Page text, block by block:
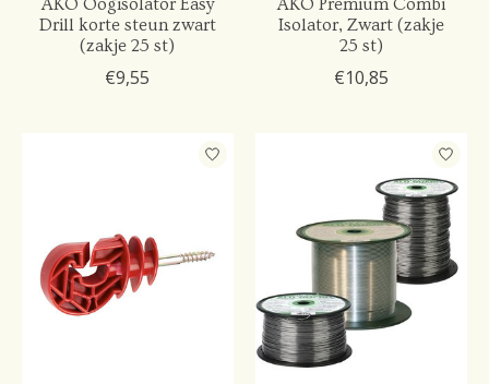
AKO Oogisolator Easy
Drill korte steun zwart
(zakje 25 st)
€9,55
AKO Premium Combi
Isolator, Zwart (zakje
25 st)
€10,85